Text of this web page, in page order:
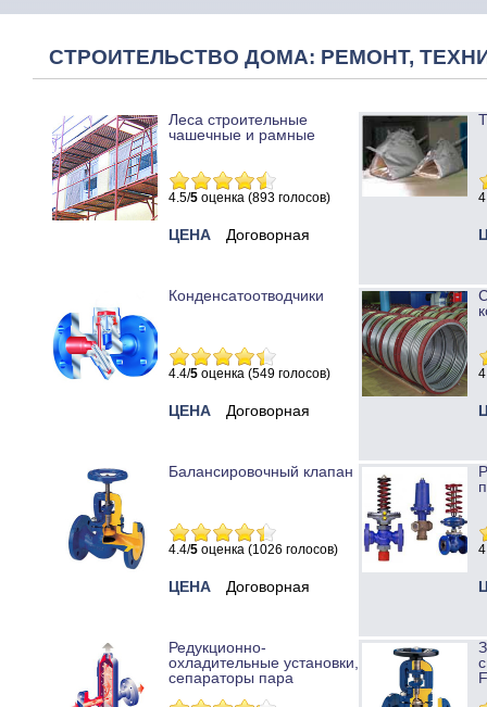
СТРОИТЕЛЬСТВО ДОМА: РЕМОНТ,
Леса строительные
чашечные и рамные
4.5/5 оценка (893 голосов)
ЦЕНА Договорная
Конденсатоотводчики
4.4/5 оценка (549 голосов)
ЦЕНА Договорная
Балансировочный клапан
4.4/5 оценка (1026 голосов)
ЦЕНА Договорная
Редукционно-
охладительные установки,
сепараторы пара